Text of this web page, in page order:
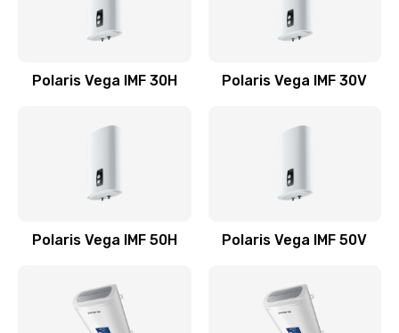
Polaris Vega IMF 30H Polaris Vega IMF 30V
Polaris Vega IMF 50H Polaris Vega IMF 50V